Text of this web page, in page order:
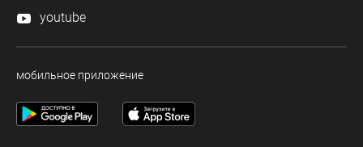
youtube
мобильное приложение